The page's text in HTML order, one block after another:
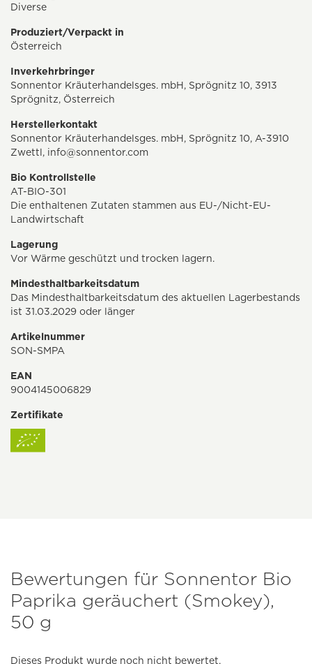
Diverse
Produziert/Verpackt in
Österreich
Inverkehrbringer
Sonnentor Kräuterhandelsges. mbH, Sprögnitz 10, 3913
Sprögnitz, Österreich
Herstellerkontakt
Sonnentor Kräuterhandelsges. mbH, Sprögnitz 10, A-3910
Zwettl, info@sonnentor.com
Bio Kontrollstelle
AT-BIO-301
Die enthaltenen Zutaten stammen aus EU-/Nicht-EU-
Landwirtschaft
Lagerung
Vor Wärme geschützt und trocken lagern.
Mindesthaltbarkeitsdatum
Das Mindesthaltbarkeitsdatum des aktuellen Lagerbestands
ist 31.03.2029 oder länger
Artikelnummer
SON-SMPA
EAN
9004145006829
Zertifikate
Bewertungen für Sonnentor Bio
Paprika geräuchert (Smokey),
50 g
Dieses Produkt wurde noch nicht bewertet.